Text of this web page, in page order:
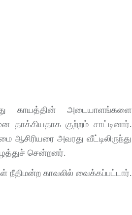
காயத்தின் அடையாளங்களை
தாக்கியதாக குற்றம் சாட்டினார்.
அவரது வீட்டிலிருந்து
சென்றனர்.
நீதிமன்ற காவலில் வைக்கப்பட்டார்.